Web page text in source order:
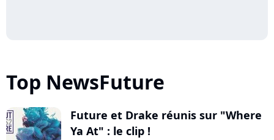
Top NewsFuture
Future et Drake réunis sur "Where
Ya At" : le clip !